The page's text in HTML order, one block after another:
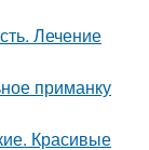
Лечение
приманку
Красивые